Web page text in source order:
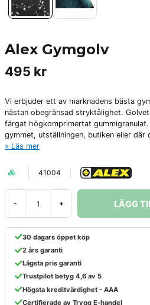
Alex Gymgolv
495 kr
Vi erbjuder ett av marknadens bästa
nästan obegränsad stryktålighet.
färgat högkomprimertat
gymmet, utställningen, butiken eller
Läs mer
41004
- + LÄGG
30 dagars öppet köp
2 års garanti
Lägsta pris garanti
Trustpilot betyg 4,6 av 5
Högsta kreditvärdighet - AAA
Certifierade av Trygg E-handel